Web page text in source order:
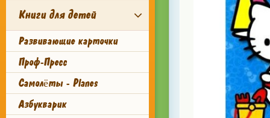
Книги для детей
Развивающие карточки
Проф-Пресс
Самолёты - Planes
Азбукварик